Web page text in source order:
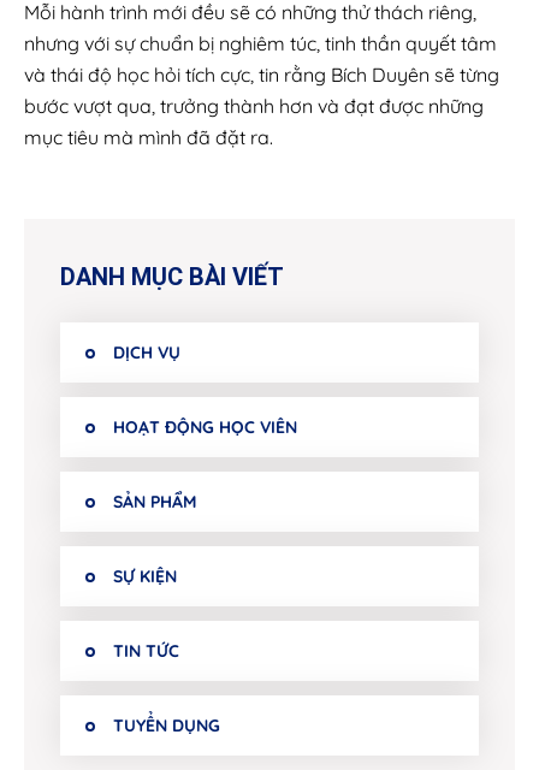
Mỗi hành trình mới đều sẽ có những thử thách riêng,
nhưng với sự chuẩn bị nghiêm túc, tinh thần quyết tâm
và thái độ học hỏi tích cực, tin rằng Bích Duyên sẽ từng
bước vượt qua, trưởng thành hơn và đạt được những
mục tiêu mà mình đã đặt ra.
DANH MỤC BÀI VIẾT
DỊCH VỤ
HOẠT ĐỘNG HỌC VIÊN
SẢN PHẨM
SỰ KIỆN
TIN TỨC
TUYỂN DỤNG